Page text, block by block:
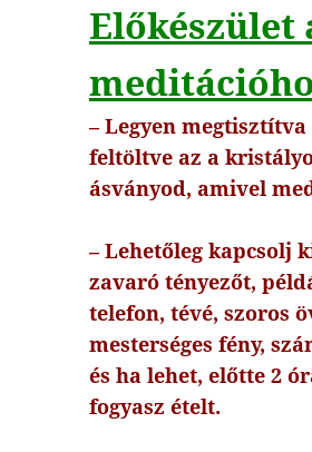
Előkészület
– Legyen megtisztítva
feltöltve az a
ásványod, amivel
– Lehetőleg kapcsolj
zavaró tényezőt,
telefon, tévé, szoros
mesterséges fény,
és ha lehet, előtte 2
fogyasz ételt.